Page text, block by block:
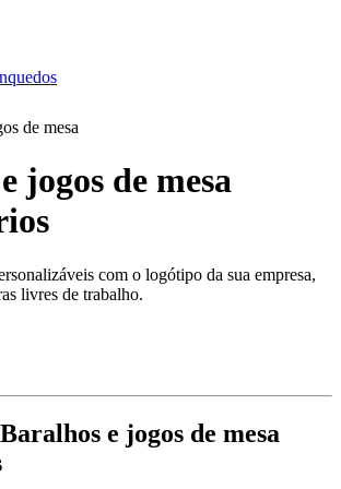
de mesa
jogos de mesa
com o logótipo da sua empresa,
livres de trabalho.
e jogos de mesa